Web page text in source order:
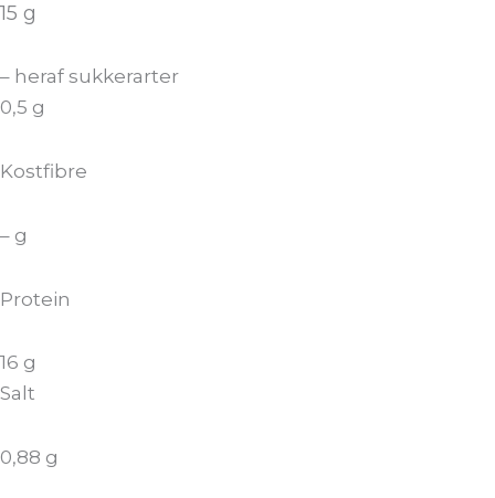
15 g
– heraf sukkerarter
0,5 g
Kostfibre
– g
Protein
16 g
Salt
0,88 g